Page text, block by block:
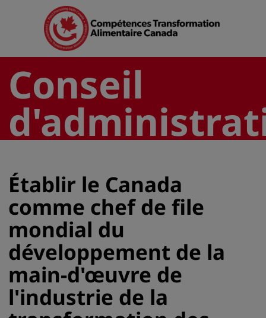
Conseil
Établir le Canada
comme chef de file
mondial du
développement de la
main-d'œuvre de
l'industrie de la